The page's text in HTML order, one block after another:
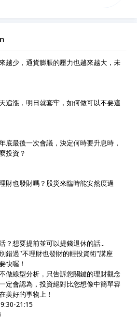
越少，通貨膨脹的壓力也越來越大，未
追漲，明日就套牢，如何做可以不要這
底最後一次會議，決定何時要升息時，
投資？
財也發財嗎？股災來臨時能安然度過
？想要提前並可以提錢退休的話...
錯過"不理財也發財的輕投資術"講座
快喔！
做線型分析，只告訴您關鍵的理財觀念
定會認為，投資絕對比您想像中簡單容
美好的事物上！
21:15